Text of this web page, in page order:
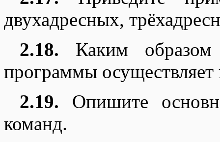
двухадресных,
2.18. Каким образом
программы
2.19. Опишите
команд.